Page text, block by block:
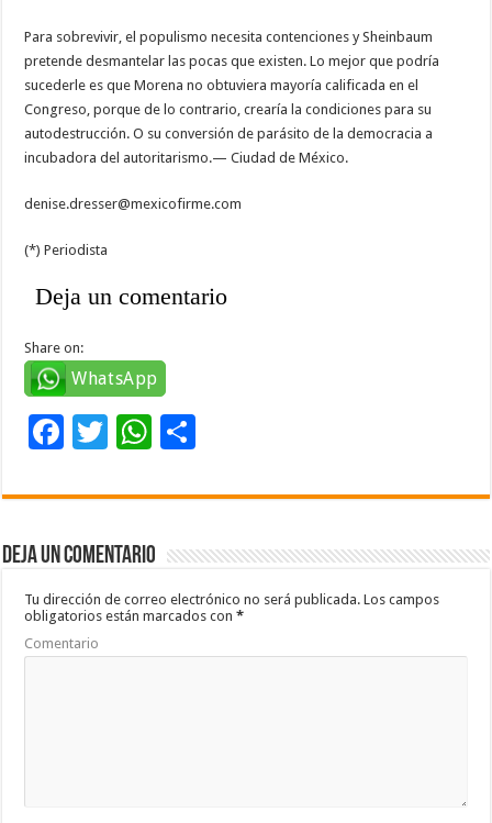
Para sobrevivir, el populismo necesita contenciones y Sheinbaum
pretende desmantelar las pocas que existen. Lo mejor que podría
sucederle es que Morena no obtuviera mayoría calificada en el
Congreso, porque de lo contrario, crearía la condiciones para su
autodestrucción. O su conversión de parásito de la democracia a
incubadora del autoritarismo.— Ciudad de México.
denise.dresser@mexicofirme.com
(*) Periodista
Deja un comentario
Share on:
WhatsApp
F
e
b
o
o
k
T
tt
er
W
at
sA
p
p
m
ar
ti
Deja un comentario
Tu dirección de correo electrónico no será publicada. Los campos
obligatorios están marcados con*
Comentario